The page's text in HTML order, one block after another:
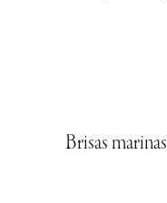
Brisas marinas